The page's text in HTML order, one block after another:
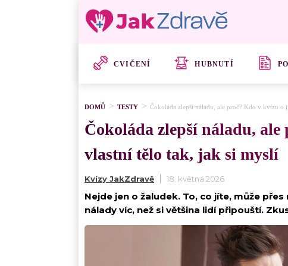
CVIČENÍ HUBNUTÍ
DOMŮ TESTY Čokoláda zlepší náladu, ale proč? Kdo v kvízu o
Čokoláda zlepší náladu, ale
vlastní tělo tak, jak si myslí
Kvízy JakZdravě 18. května 2026
Nejde jen o žaludek. To, co jíte, může
nálady víc, než si většina lidí připouští.